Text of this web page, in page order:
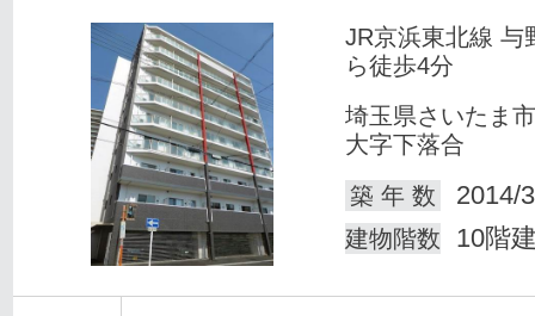
JR京浜東北線 与
ら徒歩4分
埼玉県さいたま
大字下落合
築 年 数
2014/
建物階数 10階